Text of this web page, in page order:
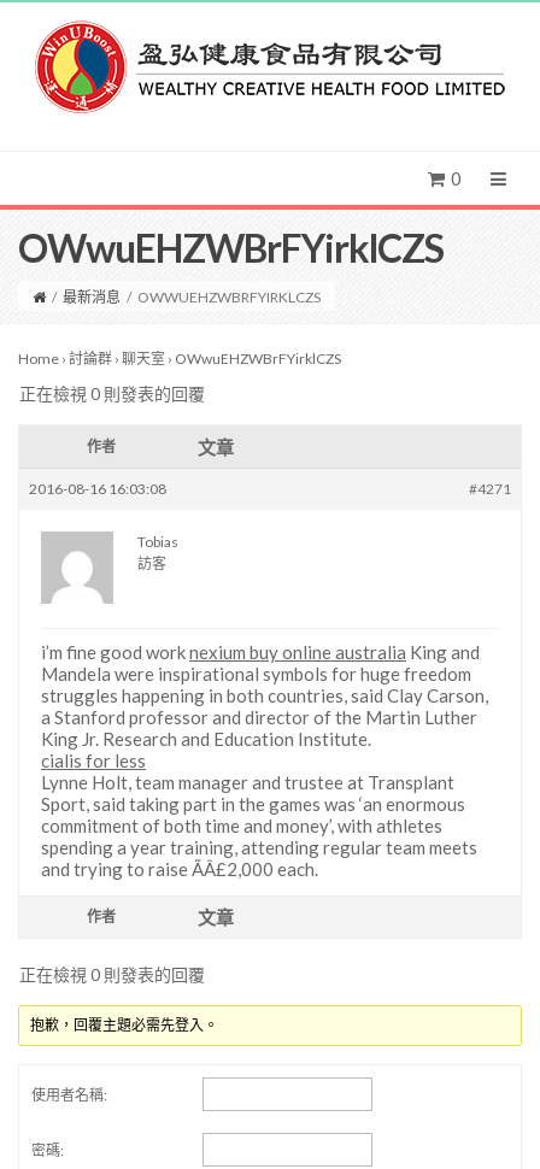
0
OWwuEHZWBrFYirklCZS
/ 最新消息 / OWWUEHZWBRFYIRKLCZS
Home › 討論群 › 聊天室 › OWwuEHZWBrFYirklCZS
正在檢視 0 則發表的回覆
作者 文章
2016-08-16 16:03:08 #4271
Tobias
訪客
i’m fine good worknexium buy online australia King and
Mandela were inspirational symbols for huge freedom
struggles happening in both countries, said Clay Carson,
a Stanford professor and director of the Martin Luther
King Jr. Research and Education Institute.
cialis for less
Lynne Holt, team manager and trustee at Transplant
Sport, said taking part in the games was ‘an enormous
commitment of both time and money’, with athletes
spending a year training, attending regular team meets
and trying to raise ÃÂ£2,000 each.
作者 文章
正在檢視 0 則發表的回覆
抱歉，回覆主題必需先登入。
使用者名稱:
密碼: